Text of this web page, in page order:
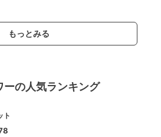
もっとみる
ーの人気ランキング
ト